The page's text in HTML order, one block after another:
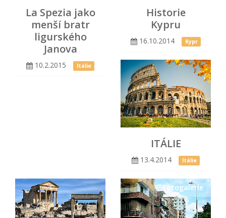
La Spezia jako
menší bratr
ligurského
Janova
10.2.2015 Itálie
Historie
Kypru
16.10.2014 Kypr
ITÁLIE
13.4.2014 Itálie
Fotogalerie